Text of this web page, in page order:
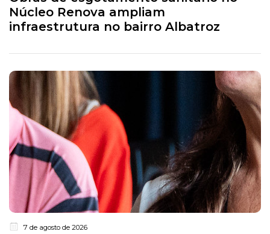
Núcleo Renova ampliam
infraestrutura no bairro Albatroz
7 de agosto de 2026